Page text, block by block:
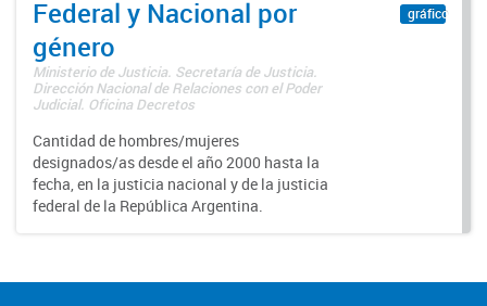
Federal y Nacional por
género
Ministerio de Justicia. Secretaría de Justicia.
Dirección Nacional de Relaciones con el Poder
Judicial. Oficina Decretos
Cantidad de hombres/mujeres
designados/as desde el año 2000 hasta la
fecha, en la justicia nacional y de la justicia
federal de la República Argentina.
gráfico